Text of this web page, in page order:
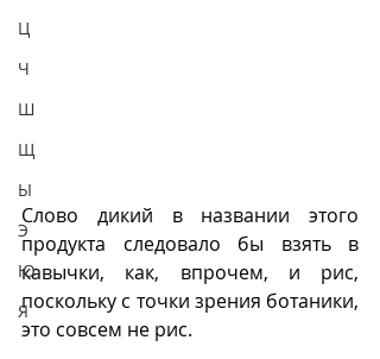
Ц
Ч
Ш
Щ
Ы
Э
Ю
Я
Слово дикий в названии этого
продукта следовало бы взять в
кавычки, как, впрочем, и рис,
поскольку с точки зрения ботаники,
это совсем не рис.